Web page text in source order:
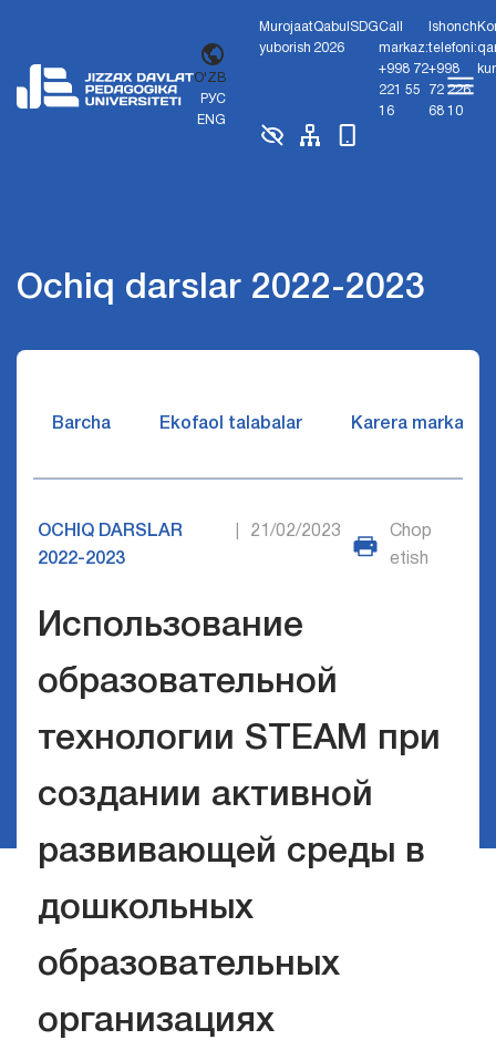
O'ZB
РУС
ENG
Murojaat
yuborish
Qabul
2026
SDGCall
markaz:
+998 72
221 55
16
Ishonch
telefoni:
+998
72 226
68 10
Ochiq darslar 2022-2023
Barcha Ekofaol talabalar Karera markazi
OCHIQ DARSLAR
2022-2023
21/02/2023
Chop
etish
Использование
образовательной
технологии STEAM при
создании активной
развивающей среды в
дошкольных
образовательных
организациях